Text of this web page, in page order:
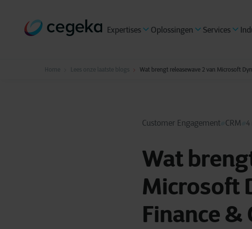
Expertises Oplossingen Services
Home Lees onze laatste blogs Wat brengt releasewave 2 van Microsoft
Customer Engagement CRM 4
Wat
Microsoft
Finance